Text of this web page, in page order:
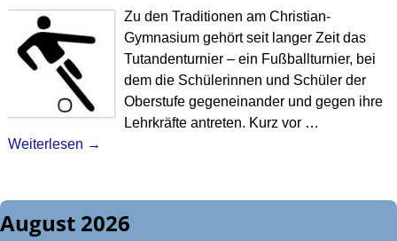
Zu den Traditionen am Christian-
Gymnasium gehört seit langer Zeit das
Tutandenturnier – ein Fußballturnier, bei
dem die Schülerinnen und Schüler der
Oberstufe gegeneinander und gegen ihre
Lehrkräfte antreten. Kurz vor …
Weiterlesen →
August 2026